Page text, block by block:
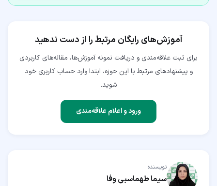
آموزش‌های رایگان مرتبط را از دست ندهید
برای ثبت علاقه‌مندی و دریافت نمونه آموزش‌ها، مقاله‌های کاربردی
و پیشنهادهای مرتبط با این حوزه، ابتدا وارد حساب کاربری خود
شوید.
ورود و اعلام علاقه‌مندی
نویسنده
سیما طهماسبی وفا